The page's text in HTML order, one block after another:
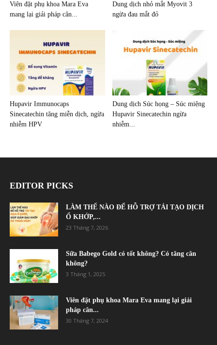
Viên đặt phụ khoa Mara Eva
mang lại giải pháp cân...
Dung dịch nhỏ mắt Myovit 3
ngừa đau mắt đỏ
Hupavir Immunocaps
Sinecatechin tăng miễn dịch, ngừa
nhiễm HPV
Dung dịch Súc họng – Súc miệng
Hupavir Sinecatechin ngừa
nhiễm...
EDITOR PICKS
LÀM THẾ NÀO ĐỂ HỖ TRỢ TÁI TẠO DỊCH
Ổ KHỚP,...
23 Tháng 7, 2026
Sữa Babego Gold có tốt không? Có tăng cân
không?
3 Tháng 1, 2025
Viên đặt phụ khoa Mara Eva mang lại giải
pháp cân...
30 Tháng 7, 2024